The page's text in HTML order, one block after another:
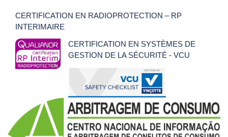
CERTIFICATION EN RADIOPROTECTION – RP
INTERIMAIRE
CERTIFICATION EN SYSTÈMES DE
GESTION DE LA SÉCURITÉ - VCU